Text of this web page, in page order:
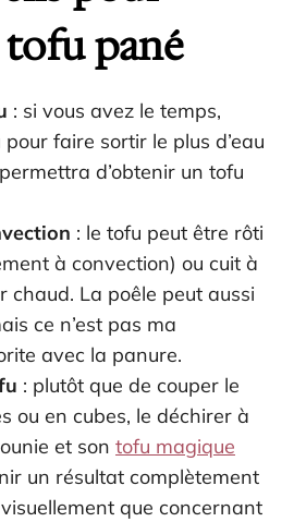
pané
: si vous avez le temps,
faire sortir le plus d’eau
d’obtenir un tofu
: le tofu peut être rôti
à convection) ou cuit à
chaud. La poêle peut aussi
ce n’est pas ma
avec la panure.
: plutôt que de couper le
ou en cubes, le déchirer à
et son tofu magique
un résultat complètement
que concernant